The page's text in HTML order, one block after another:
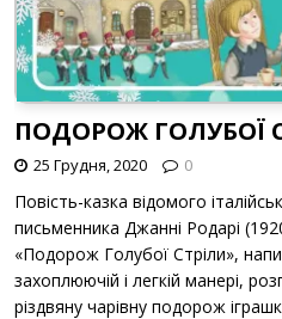
ПОДОРОЖ ГОЛУБОЇ
25 Грудня, 2020 0
Повість-казка відомого
письменника Джанні Родарі
«Подорож Голубої Стріли»,
захоплюючій і легкій манері,
різдвяну чарівну подорож